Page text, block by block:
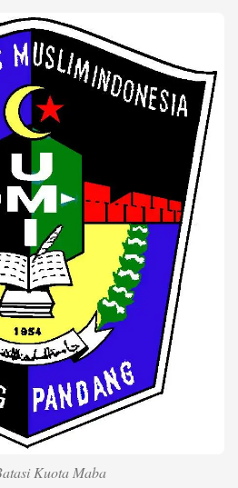
Kuota Maba